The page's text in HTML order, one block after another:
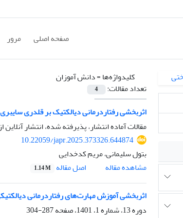
صفحه اصلی مرور
کلیدواژه‌ها =دانش آموزان
تعداد مقالات:
4
اثربخشی رفتاردرمانی دیالکتیک بر قلدری
مقالات آماده انتشار، پذیرفته شده، انتشار آنلاین
10.22059/japr.2025.373326.644874
بتول سلیمانی، مریم کدخدایی
مشاهده مقاله
اصل مقاله 1.14 M
اثربخشی آموزش مهارت‌های رفتاردرمانی
دوره 13، شماره 1، 1401، صفحه
287-304